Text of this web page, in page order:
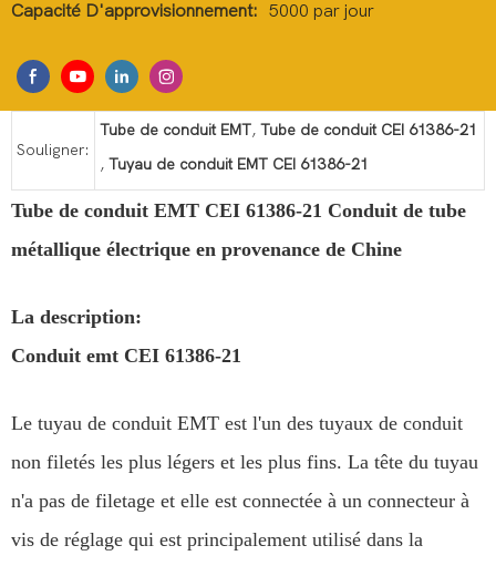
Capacité D'approvisionnement: 5000 par jour
Souligner:
Tube de conduit EMT, Tube de conduit CEI 61386-21
, Tuyau de conduit EMT CEI 61386-21
Tube de conduit EMT CEI 61386-21 Conduit de tube
métallique électrique en provenance de Chine
La description:
Conduit emt CEI 61386-21
Le tuyau de conduit EMT est l'un des tuyaux de conduit
non filetés les plus légers et les plus fins. La tête du tuyau
n'a pas de filetage et elle est connectée à un connecteur à
vis de réglage qui est principalement utilisé dans la